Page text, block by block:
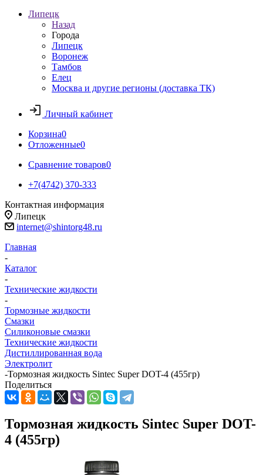
Липецк
Назад
Города
Липецк
Воронеж
Тамбов
Елец
Москва и другие регионы (доставка ТК)
Личный кабинет
Корзина0
Отложенные0
Сравнение товаров0
+7(4742) 370-333
Контактная информация
Липецк
internet@shintorg48.ru
Главная
-
Каталог
-
Технические жидкости
-
Тормозные жидкости
Смазки
Силиконовые смазки
Технические жидкости
Дистиллированная вода
Электролит
-Тормозная жидкость Sintec Super DOT-4 (455гр)
Поделиться
Тормозная жидкость Sintec Super DOT-
4 (455гр)